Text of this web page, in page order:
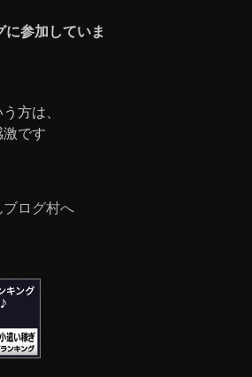
参加していま
方は、
です